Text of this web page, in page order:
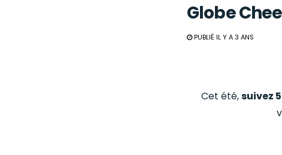
Globe
PUBLIÉ IL Y A 3 ANS
Cet été,suivez